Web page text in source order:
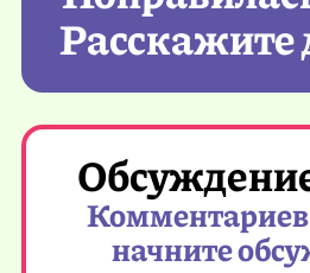
Расскажите
Комментариев
начните